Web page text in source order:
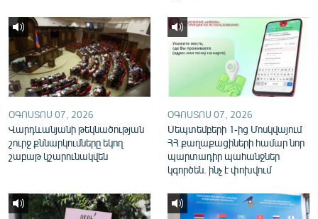
«Ազատության» բոլոր կայքերը
ՕԳՈՍՏՈՍ 07, 2026
Վարդևանյանի թեկնածության
շուրջ քննարկումները եկող
շաբաթ կշարունակվեն
ՕԳՈՍՏՈՍ 07, 2026
Սեպտեմբերի 1-ից Մոսկվայում
ՀՀ քաղաքացիների համար նոր
պարտադիր պահանջներ
կգործեն. ինչ է փոխվում